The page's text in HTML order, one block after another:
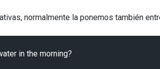
normalmente la ponemos también
in the morning?